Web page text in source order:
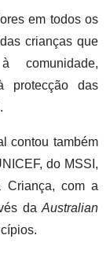
em todos os
crianças que
protecção das
contou também
do MSSI,
Criança, com a
da Australian